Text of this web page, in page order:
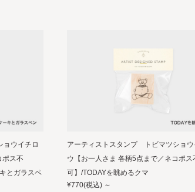
ウイチロ
ポス不
とガラスペ
アーティストスタンプ トビマツショウ
ウ【お一人さま 各柄5点まで／ネコポス
可】/TODAYを眺めるクマ
¥770(税込) ～